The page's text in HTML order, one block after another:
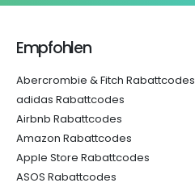
Empfohlen
Abercrombie & Fitch Rabattcodes
adidas Rabattcodes
Airbnb Rabattcodes
Amazon Rabattcodes
Apple Store Rabattcodes
ASOS Rabattcodes